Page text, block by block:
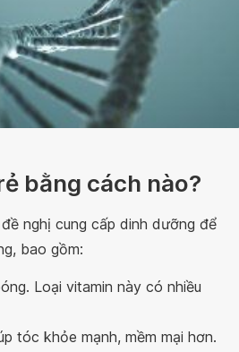
bằng cách nào?
nghị cung cấp dinh dưỡng để
bao gồm:
Loại vitamin này có nhiều
tóc khỏe mạnh, mềm mại hơn.